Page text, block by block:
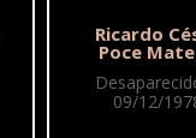
Ricardo
Poce
09/12/